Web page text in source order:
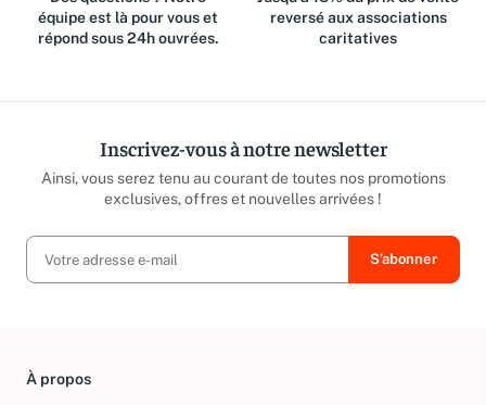
équipe est là pour vous et
répond sous 24h ouvrées.
reversé aux associations
caritatives
Inscrivez-vous à notre newsletter
Ainsi, vous serez tenu au courant de toutes nos promotions
exclusives, offres et nouvelles arrivées !
À propos